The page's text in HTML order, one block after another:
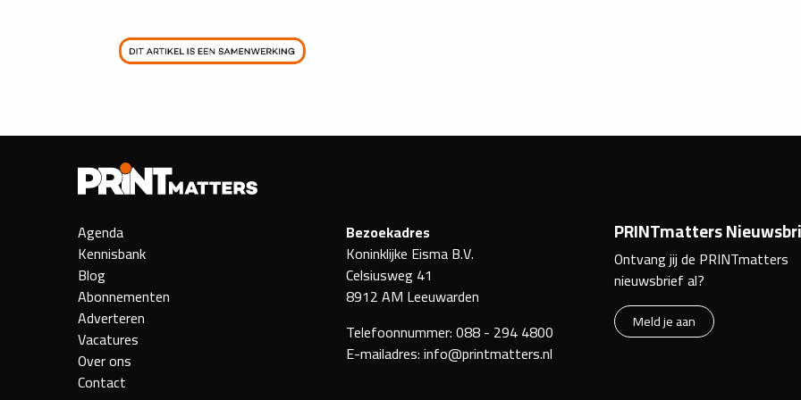
Agenda
Kennisbank
Blog
Abonnementen
Adverteren
Vacatures
Over ons
Contact
Bezoekadres
Koninklijke Eisma B.V.
Celsiusweg 41
8912 AM Leeuwarden
Telefoonnummer:088 - 294 4800
E-mailadres:info@printmatters.nl
PRINTmatters
Ontvang jij de PRINTmatters
nieuwsbrief al?
Meld je aan